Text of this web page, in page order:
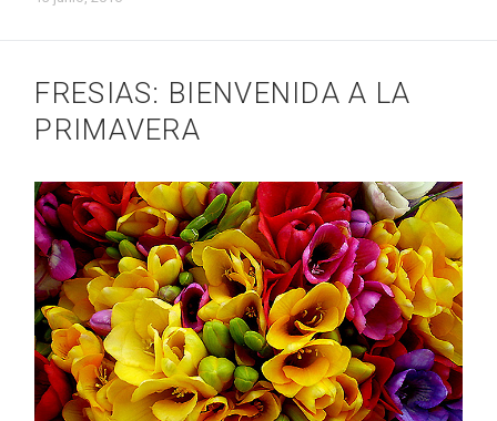
Astilbe, las flores que sueñan
MANOS QUE CREAN: ROSA VALLS EN FLORIPLANT
BROMELIAS, BIENVENIDAS A CASA
RANUNCULOS, FRANCESILLAS …
FRESIAS: BIENVENIDA A LA
PRIMAVERA